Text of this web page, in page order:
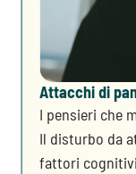
Attacchi di
I pensieri che
Il disturbo da
fattori